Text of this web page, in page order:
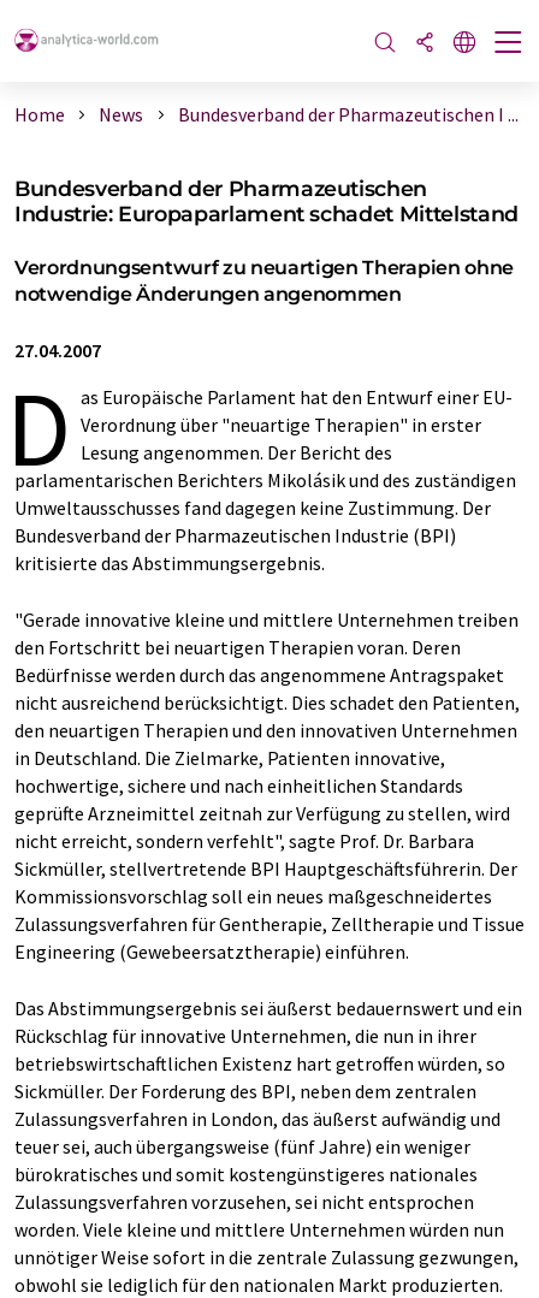
Home News Bundesverband der Pharmazeutischen I ...
Bundesverband der Pharmazeutischen
Industrie: Europaparlament schadet Mittelstand
Verordnungsentwurf zu neuartigen Therapien ohne
notwendige Änderungen angenommen
27.04.2007
D as Europäische Parlament hat den Entwurf einer EU-
Verordnung über "neuartige Therapien" in erster
Lesung angenommen. Der Bericht des
parlamentarischen Berichters Mikolásik und des zuständigen
Umweltausschusses fand dagegen keine Zustimmung. Der
Bundesverband der Pharmazeutischen Industrie (BPI)
kritisierte das Abstimmungsergebnis.
"Gerade innovative kleine und mittlere Unternehmen treiben
den Fortschritt bei neuartigen Therapien voran. Deren
Bedürfnisse werden durch das angenommene Antragspaket
nicht ausreichend berücksichtigt. Dies schadet den Patienten,
den neuartigen Therapien und den innovativen Unternehmen
in Deutschland. Die Zielmarke, Patienten innovative,
hochwertige, sichere und nach einheitlichen Standards
geprüfte Arzneimittel zeitnah zur Verfügung zu stellen, wird
nicht erreicht, sondern verfehlt", sagte Prof. Dr. Barbara
Sickmüller, stellvertretende BPI Hauptgeschäftsführerin. Der
Kommissionsvorschlag soll ein neues maßgeschneidertes
Zulassungsverfahren für Gentherapie, Zelltherapie und Tissue
Engineering (Gewebeersatztherapie) einführen.
Das Abstimmungsergebnis sei äußerst bedauernswert und ein
Rückschlag für innovative Unternehmen, die nun in ihrer
betriebswirtschaftlichen Existenz hart getroffen würden, so
Sickmüller. Der Forderung des BPI, neben dem zentralen
Zulassungsverfahren in London, das äußerst aufwändig und
teuer sei, auch übergangsweise (fünf Jahre) ein weniger
bürokratisches und somit kostengünstigeres nationales
Zulassungsverfahren vorzusehen, sei nicht entsprochen
worden. Viele kleine und mittlere Unternehmen würden nun
unnötiger Weise sofort in die zentrale Zulassung gezwungen,
obwohl sie lediglich für den nationalen Markt produzierten.